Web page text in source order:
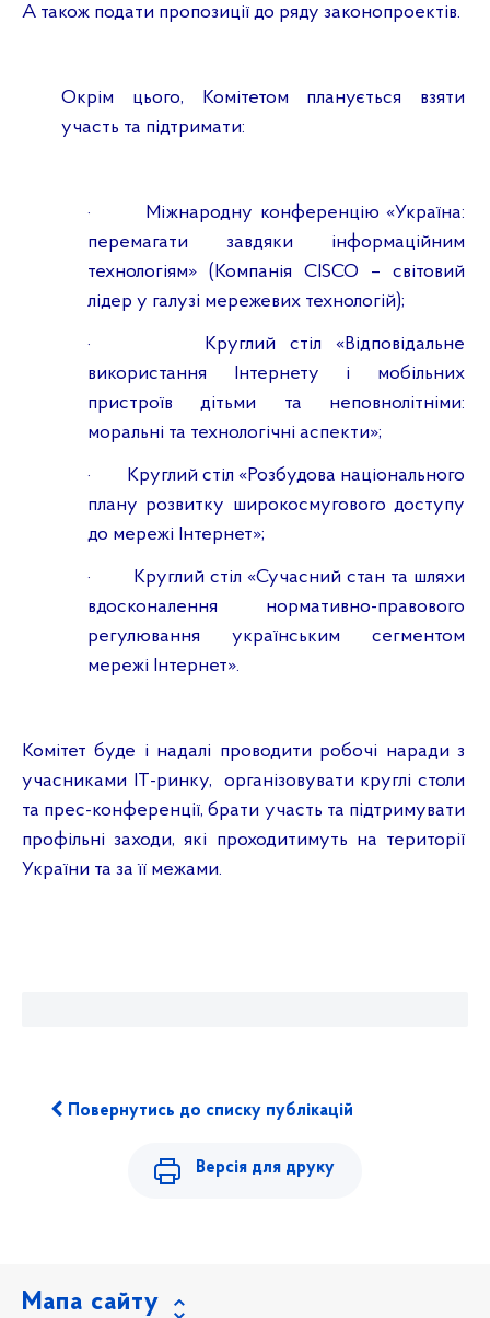
А також подати пропозиції до ряду законопроектів.
Окрім цього, Комітетом планується взяти
участь та підтримати:
·
Міжнародну конференцію «Україна:
перемагати завдяки інформаційним
технологіям» (Компанія CISCO – світовий
лідер у галузі мережевих технологій);
·
Круглий стіл «Відповідальне
використання Інтернету і мобільних
пристроїв дітьми та неповнолітніми:
моральні та технологічні аспекти»;
·
Круглий стіл «Розбудова національного
плану розвитку широкосмугового доступу
до мережі Інтернет»;
·
Круглий стіл «Сучасний стан та шляхи
вдосконалення нормативно-правового
регулювання українським сегментом
мережі Інтернет».
Комітет буде і надалі проводити робочі наради з
учасниками
ІТ-ринку,
організовувати круглі столи
та прес-конференції, брати участь та підтримувати
профільні заходи, які проходитимуть на території
України та за її межами.
Повернутись до списку публікацій
Версія для друку
Мапа сайту